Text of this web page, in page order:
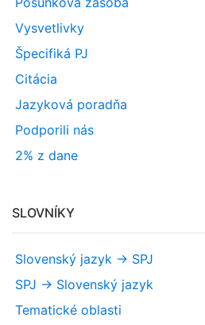
Vysvetlivky
Špecifiká PJ
Citácia
Jazyková poradňa
Podporili nás
2% z dane
SLOVNÍKY
Slovenský jazyk -> SPJ
SPJ -> Slovenský jazyk
Tematické oblasti